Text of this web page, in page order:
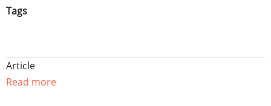
Tags
Article
Read more